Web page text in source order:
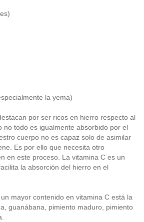
la yema)
por ser ricos en hierro respecto al
no todo es igualmente absorbido por el
cuerpo no es capaz solo de asimilar
Es por ello que necesita otro
en este proceso. La vitamina C es un
la absorción del hierro en el
mayor contenido en vitamina C está la
guanábana, pimiento maduro, pimiento